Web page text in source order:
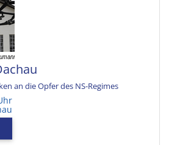
an die Opfer des NS-Regimes